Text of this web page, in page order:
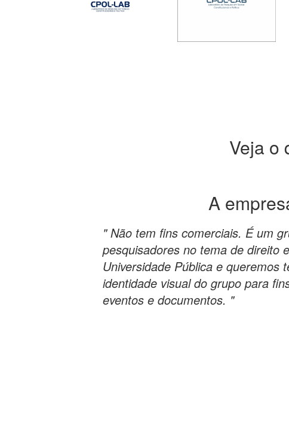
Veja o
A
" Não tem fins comerciais. É um
pesquisadores no tema de direito
Universidade Pública e queremos
identidade visual do grupo para
eventos e documentos. "